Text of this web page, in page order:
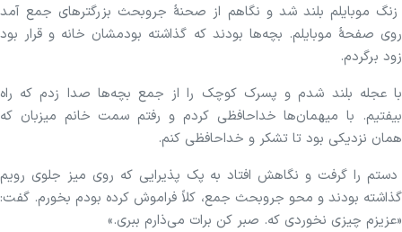
زنگ موبایلم بلند شد و نگاهم از صحنهٔ جروبحث بزرگترهای جمع آمد
روی صفحهٔ موبایلم. بچه‌ها بودند که گذاشته بودمشان خانه و قرار بود
زود برگردم.
با عجله بلند شدم و پسرک کوچک را از جمع بچه‌ها صدا زدم که راه
بیفتیم.‌ با میهمان‌ها خداحافظی کردم و رفتم سمت خانم میزبان که
همان نزدیکی بود تا تشکر و خداحافظی کنم.
دستم را گرفت و نگاهش افتاد به پک پذیرایی که روی میز جلوی رویم
گذاشته بودند و محو جروبحث جمع، کلاً فراموش کرده بودم بخورم. گفت:
«عزیزم چیزی نخوردی که. صبر کن برات می‌ذارم ببری.»